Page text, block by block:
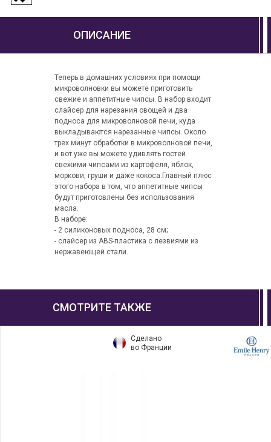
ОПИСАНИЕ
Теперь в домашних условиях при помощи
микроволновки вы можете приготовить
свежие и аппетитные чипсы. В набор входит
слайсер для нарезания овощей и два
подноса для микроволновой печи, куда
выкладываются нарезанные чипсы. Около
трех минут обработки в микроволновой печи,
и вот уже вы можете удивлять гостей
свежими чипсами из картофеля, яблок,
моркови, груши и даже кокоса.Главный плюс
этого набора в том, что аппетитные чипсы
будут приготовлены без использования
масла.
В наборе:
- 2 силиконовых подноса, 28 см;
- слайсер из ABS-пластика с лезвиями из
нержавеющей стали.
СМОТРИТЕ ТАКЖЕ
Сделано
во Франции